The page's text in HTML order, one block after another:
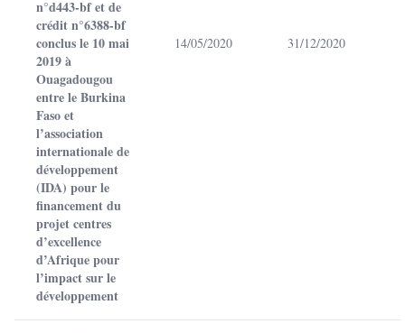
n°d443-bf et de
crédit n°6388-bf
conclus le 10 mai
2019 à
Ouagadougou
entre le Burkina
Faso et
l’association
internationale de
développement
(IDA) pour le
financement du
projet centres
d’excellence
d’Afrique pour
l’impact sur le
développement
14/05/2020 31/12/2020